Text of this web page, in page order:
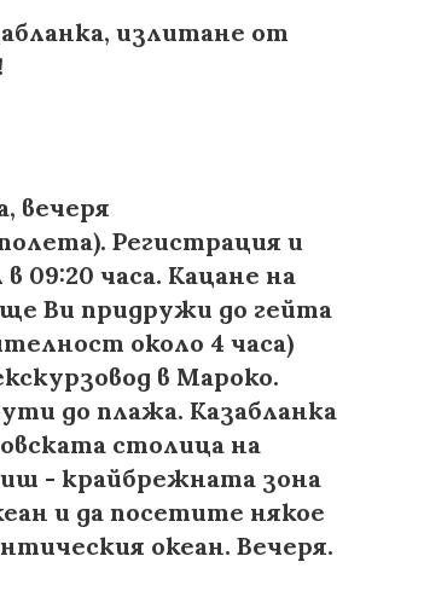
излитане от
Регистрация и
09:20 часа. Кацане на
Ви придружи до гейта
около 4 часа)
в Мароко.
до плажа. Казабланка
столица на
- крайбрежната зона
и да посетите някое
океан. Вечеря.